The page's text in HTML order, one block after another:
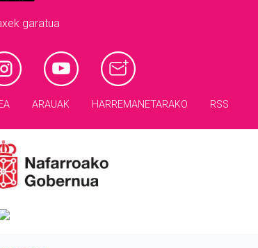
garatua
ARAUAK HARREMANETARAKO RSS